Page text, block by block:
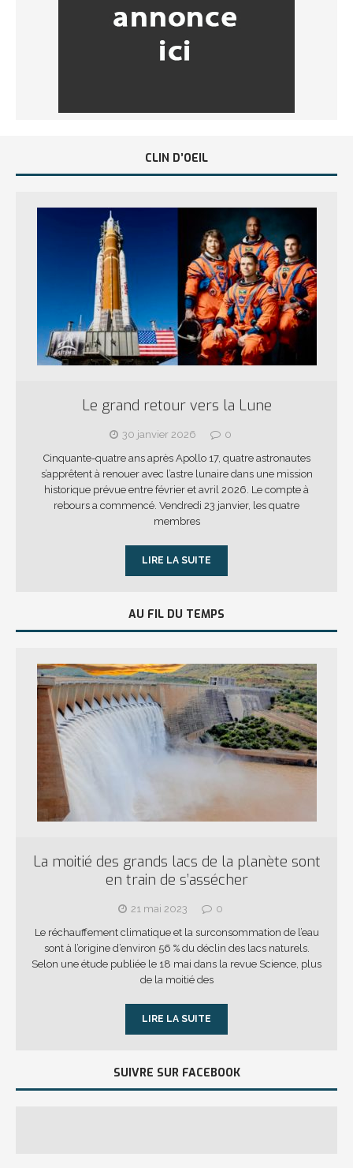
CLIN D’OEIL
Le grand retour vers la Lune
30 janvier 2026
0
Cinquante-quatre ans après Apollo 17, quatre astronautes
s’apprêtent à renouer avec l’astre lunaire dans une mission
historique prévue entre février et avril 2026. Le compte à
rebours a commencé. Vendredi 23 janvier, les quatre
membres
LIRE LA SUITE
AU FIL DU TEMPS
La moitié des grands lacs de la planète sont
en train de s’assécher
21 mai 2023
0
Le réchauffement climatique et la surconsommation de l’eau
sont à l’origine d’environ 56 % du déclin des lacs naturels.
Selon une étude publiée le 18 mai dans la revue Science, plus
de la moitié des
LIRE LA SUITE
SUIVRE SUR FACEBOOK